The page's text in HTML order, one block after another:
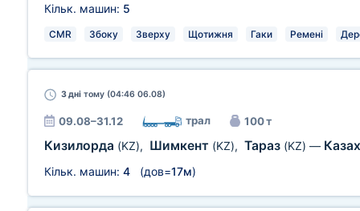
Кільк. машин: 5
CMR Збоку Зверху Щотижня Гаки Ремені
3 дні тому (04:46 06.08)
09.08–31.12 трал 100 т
Кизилорда (KZ), Шимкент (KZ), Тараз (KZ) —
Кільк. машин: 4 (дов=17м)